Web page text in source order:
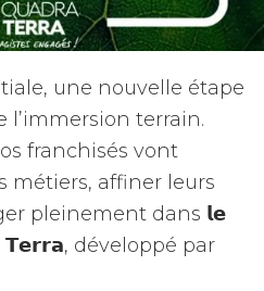
une nouvelle étape
l’immersion terrain.
franchisés vont
métiers, affiner leurs
pleinement dans 𝗹𝗲
𝗧𝗲𝗿𝗿𝗮, développé par